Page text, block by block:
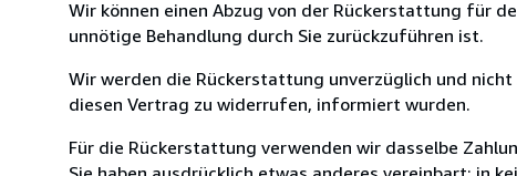
Wir können einen Abzug von der Rückerstattung für
unnötige Behandlung durch Sie zurückzuführen ist.
Wir werden die Rückerstattung unverzüglich und
diesen Vertrag zu widerrufen, informiert wurden.
Für die Rückerstattung verwenden wir dasselbe